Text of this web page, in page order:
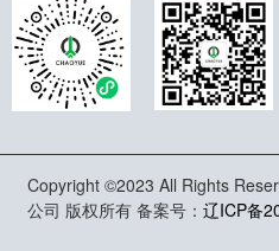
Copyright ©2023 All Rights
公司 版权所有 备案号：辽ICP备